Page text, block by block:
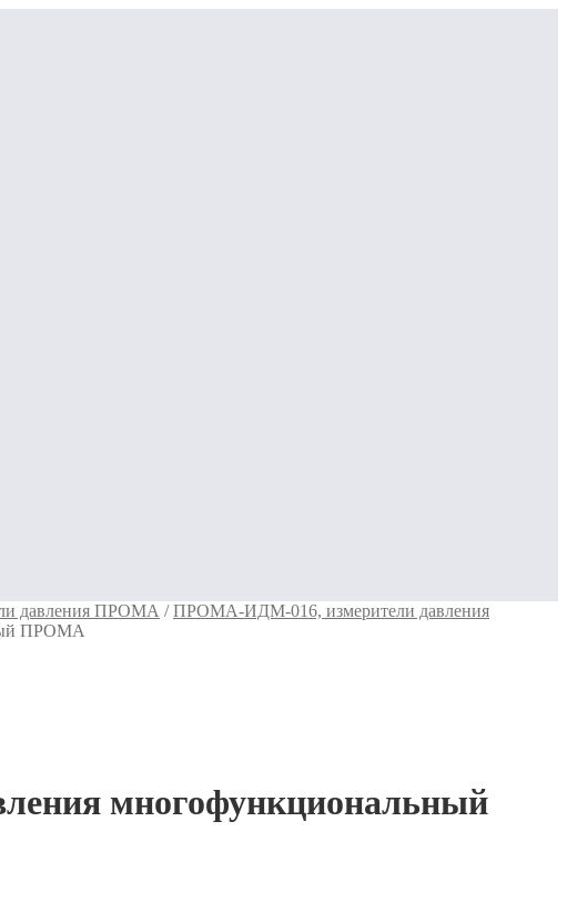
давления ПРОМА /ПРОМА-ИДМ-016, измерители давления
ПРОМА
многофункциональный